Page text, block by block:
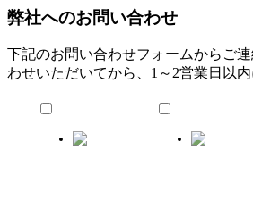
弊社へのお問い合わせ
下記のお問い合わせフォームからご
わせいただいてから、1～2営業日以内